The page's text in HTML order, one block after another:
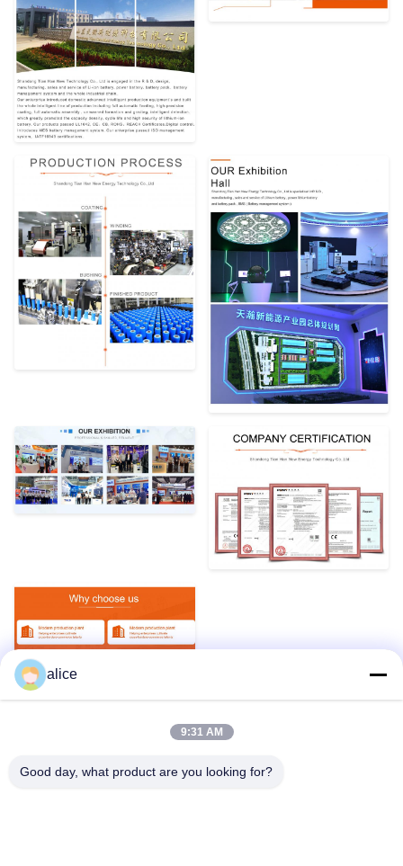
Batteria Ricaricabile Per Biciclette
alice
9:31 AM
Good day, what product are you looking for?